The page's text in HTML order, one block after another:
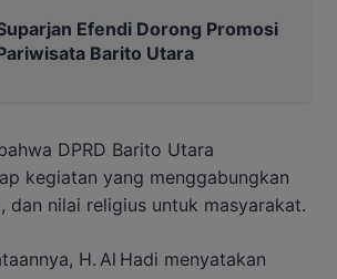
Efendi Dorong Promosi
Barito Utara
DPRD Barito Utara
kegiatan yang menggabungkan
dan nilai religius untuk masyarakat.
H. Al Hadi menyatakan